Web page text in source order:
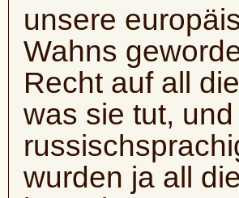
unsere
Wahns
Recht auf all
was sie tut,
wurden ja all